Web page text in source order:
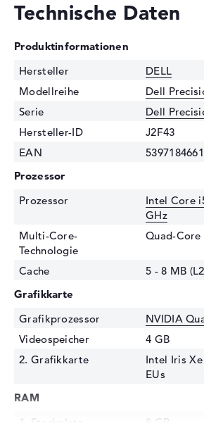
Technische Daten
Produktinformationen
Hersteller
DELL
Modellreihe
Dell
Serie
Dell
Hersteller-ID
J2F43
EAN
Prozessor
Prozessor
Intel Core
GHz
Multi-Core-
Technologie
Quad-Core
Cache
5 - 8 MB
Grafikkarte
Grafikprozessor
NVIDIA
Videospeicher
4 GB
2. Grafikkarte
Intel Iris
EUs
RAM
1. Steckplatz
8 GB